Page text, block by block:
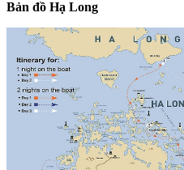
Bản đồ Hạ Long